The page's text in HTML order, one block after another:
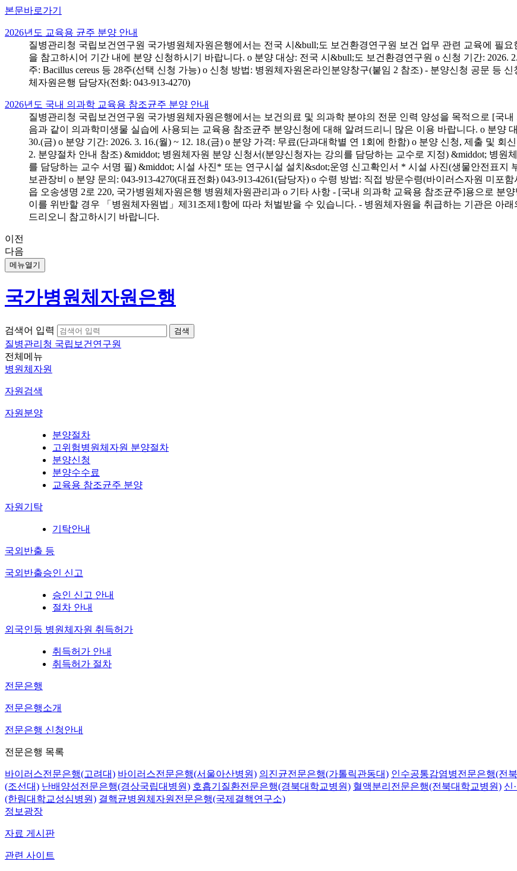
본문바로가기
2026년도 교육용 균주 분양 안내
질병관리청 국립보건연구원 국가병원체자원은행에서는 전국 시&bull;도 보건환경연구원 보건 업무 관련 교육에 필
을 참고하시어 기간 내에 분양 신청하시기 바랍니다. o 분양 대상: 전국 시&bull;도 보건환경연구원 o 신청 기간: 2026.
주: Bacillus cereus 등 28주(선택 신청 가능) o 신청 방법: 병원체자원온라인분양창구(붙임 2 참조) - 분양신청 공문 등
체자원은행 담당자(전화: 043-913-4270)
2026년도 국내 의과학 교육용 참조균주 분양 안내
질병관리청 국립보건연구원 국가병원체자원은행에서는 보건의료 및 의과학 분야의 전문 인력 양성을 목적으로 [국
음과 같이 의과학미생물 실습에 사용되는 교육용 참조균주 분양신청에 대해 알려드리니 많은 이용 바랍니다. o 분양
30.(금) o 분양 기간: 2026. 3. 16.(월) ~ 12. 18.(금) o 분양 가격: 무료(단과대학별 연 1회에 한함) o 분양 신청, 제출 및 회
2. 분양절차 안내 참조) &middot; 병원체자원 분양 신청서(분양신청자는 강의를 담당하는 교수로 지정) &middot; 병원
를 담당하는 교수 서명 필) &middot; 시설 사진* 또는 연구시설 설치&sdot;운영 신고확인서 * 시설 사진(생물안전표지
보관장비 o 분양 문의: 043-913-4270(대표전화) 043-913-4261(담당자) o 수령 방법: 직접 방문수령(바이러스자원 미포
읍 오송생명 2로 220, 국가병원체자원은행 병원체자원관리과 o 기타 사항 - [국내 의과학 교육용 참조균주]용으로 분
이를 위반할 경우 「병원체자원법」제31조제1항에 따라 처벌받을 수 있습니다. - 병원체자원을 취급하는 기관은 아
드리오니 참고하시기 바랍니다.
이전
다음
메뉴열기
국가병원체자원은행
검색어 입력
질병관리청 국립보건연구원
전체메뉴
병원체자원
자원검색
자원분양
분양절차
고위험병원체자원 분양절차
분양신청
분양수수료
교육용 참조균주 분양
자원기탁
기탁안내
국외반출 등
국외반출승인 신고
승인 신고 안내
절차 안내
외국인등 병원체자원 취득허가
취득허가 안내
취득허가 절차
전문은행
전문은행소개
전문은행 신청안내
전문은행 목록
바이러스전문은행(고려대) 바이러스전문은행(서울아산병원) 의진균전문은행(가톨릭관동대) 인수공통감염병전문은행(전
(조선대) 난배양성전문은행(경상국립대병원) 호흡기질환전문은행(경북대학교병원) 혈액분리전문은행(전북대학교병원) 신
(한림대학교성심병원) 결핵균병원체자원전문은행(국제결핵연구소)
정보광장
자료 게시판
관련 사이트